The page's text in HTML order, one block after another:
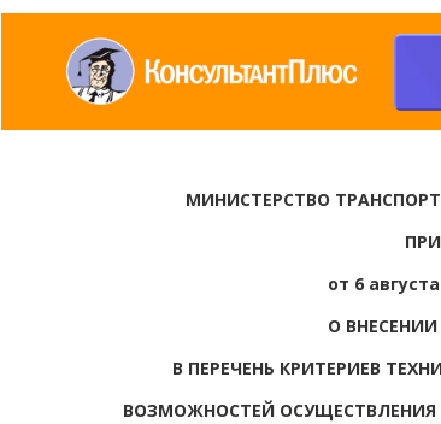
МИНИСТЕРСТВО
от 6
О
В ПЕРЕЧЕНЬ КРИТЕРИЕВ
ВОЗМОЖНОСТЕЙ ОСУЩЕСТВЛЕНИЯ